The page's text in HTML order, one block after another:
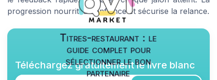
progression nourrit la confiance et sécurise la relance.
Titres-restaurant : le
guide complet pour
sélectionner le bon
partenaire
Téléchargez gratuitement le livre blanc